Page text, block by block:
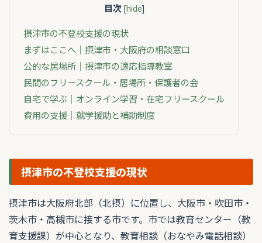
目次 [hide]
摂津市の不登校支援の現状
まずはここへ｜摂津市・大阪府の相談窓口
公的な居場所｜摂津市の適応指導教室
民間のフリースクール・居場所・保護者の会
自宅で学ぶ｜オンライン学習・在宅フリースクール
費用の支援｜就学援助と補助制度
摂津市の不登校支援の現状
摂津市は大阪府北部（北摂）に位置し、大阪市・吹田市・
茨木市・高槻市に接する市です。市では教育センター（教
育支援課）が中心となり、教育相談（おなやみ電話相談）